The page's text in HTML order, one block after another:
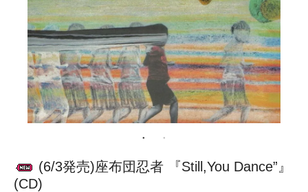
(6/3発売)座布団忍者 『Still,You Dance”』
(CD)